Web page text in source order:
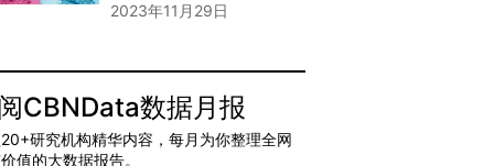
2023年11月29日
CBNData数据月报
研究机构精华内容，每月为你整理全网
值的大数据报告。